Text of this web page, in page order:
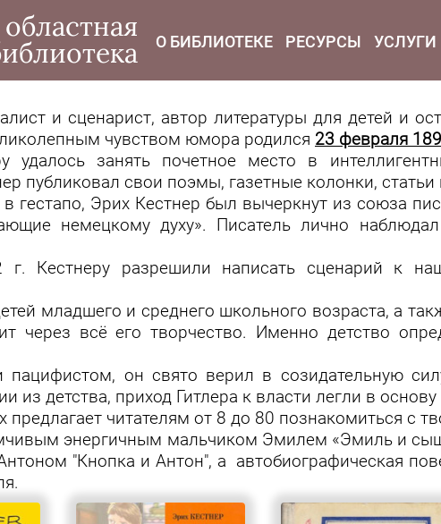
О БИБЛИОТЕКЕ РЕСУРСЫ УСЛУГИ
и сценарист, автор литературы для детей и
чувством юмора родился 23 февраля
удалось занять почетное место в
публиковал свои поэмы, газетные колонки,
гестапо, Эрих Кестнер был вычеркнут из союза
немецкому духу». Писатель лично
Кестнеру разрешили написать сценарий к
младшего и среднего школьного возраста, а
через всё его творчество. Именно детство
пацифистом, он свято верил в созидательную
из детства, приход Гитлера к власти легли в
читателям от 8 до 80 познакомиться с
энергичным мальчиком Эмилем «Эмиль и
"Кнопка и Антон", а автобиографическая